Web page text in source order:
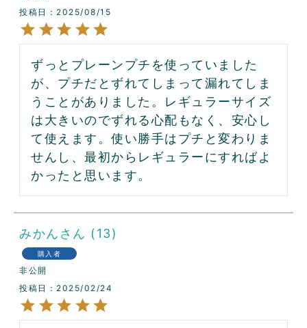
投稿日
2025/08/15
ずっとプレーンプチを使っていました
が、プチだとずれてしまって漏れてしま
うことがありました。レギュラーサイズ
は大きいのでずれる心配もなく、安心し
て使えます。使い勝手はプチと変わりま
せんし、最初からレギュラーにすればよ
かったと思います。
みかん 13
購入者
非公開
投稿日
2025/02/24